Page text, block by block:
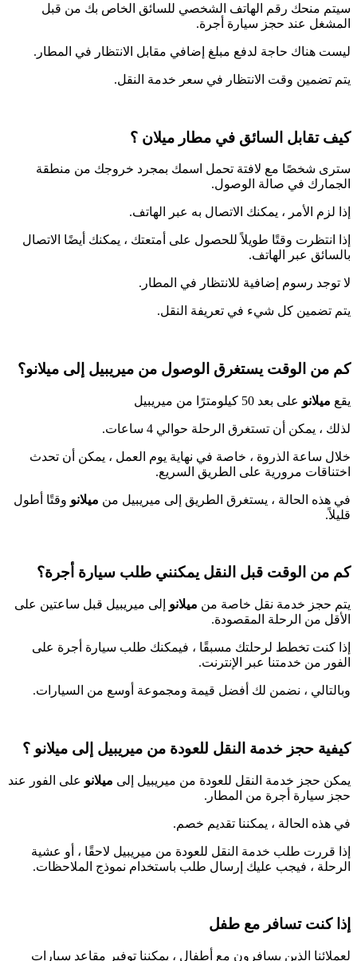
سيتم منحك رقم الهاتف الشخصي للسائق الخاص بك من قبل
المشغل عند حجز سيارة أجرة.
ليست هناك حاجة لدفع مبلغ إضافي مقابل الانتظار في المطار.
يتم تضمين وقت الانتظار في سعر خدمة النقل.
كيف تقابل السائق في مطار ميلان ؟
سترى شخصًا مع لافتة تحمل اسمك بمجرد خروجك من منطقة
الجمارك في صالة الوصول.
إذا لزم الأمر ، يمكنك الاتصال به عبر الهاتف.
إذا انتظرت وقتًا طويلاً للحصول على أمتعتك ، يمكنك أيضًا الاتصال
بالسائق عبر الهاتف.
لا توجد رسوم إضافية للانتظار في المطار.
يتم تضمين كل شيء في تعريفة النقل.
كم من الوقت يستغرق الوصول من ميريبيل إلى ميلانو؟
يقع ميلانو على بعد 50 كيلومترًا من ميريبيل
لذلك ، يمكن أن تستغرق الرحلة حوالي 4 ساعات.
خلال ساعة الذروة ، خاصة في نهاية يوم العمل ، يمكن أن تحدث
اختناقات مرورية على الطريق السريع.
في هذه الحالة ، يستغرق الطريق إلى ميريبيل من ميلانو وقتًا أطول
قليلاً.
كم من الوقت قبل النقل يمكنني طلب سيارة أجرة؟
يتم حجز خدمة نقل خاصة من ميلانو إلى ميريبيل قبل ساعتين على
الأقل من الرحلة المقصودة.
إذا كنت تخطط لرحلتك مسبقًا ، فيمكنك طلب سيارة أجرة على
الفور من خدمتنا عبر الإنترنت.
وبالتالي ، نضمن لك أفضل قيمة ومجموعة أوسع من السيارات.
كيفية حجز خدمة النقل للعودة من ميريبيل إلى ميلانو ؟
يمكن حجز خدمة النقل للعودة من ميريبيل إلى ميلانو على الفور عند
حجز سيارة أجرة من المطار.
في هذه الحالة ، يمكننا تقديم خصم.
إذا قررت طلب خدمة النقل للعودة من ميريبيل لاحقًا ، أو عشية
الرحلة ، فيجب عليك إرسال طلب باستخدام نموذج الملاحظات.
إذا كنت تسافر مع طفل
لعملائنا الذين يسافرون مع أطفال ، يمكننا توفير مقاعد سيارات